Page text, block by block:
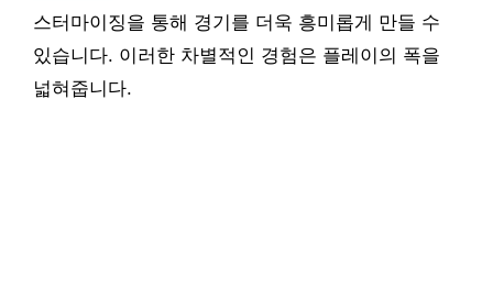
스터마이징을 통해 경기를 더욱 흥미롭게 만들 수
있습니다. 이러한 차별적인 경험은 플레이의 폭을
넓혀줍니다.